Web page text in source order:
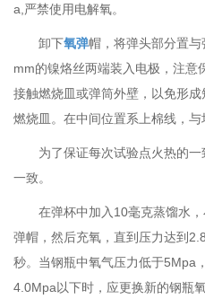
a,严禁使用电解氧。
卸下氧弹帽，将弹头部分置
mm的镍烙丝两端装入电极，注意
接触燃烧皿或弹筒外壁，以免形
燃烧皿。在中间位置系上棉线，与
为了保证每次试验点火热的
一致。
在弹杯中加入10毫克蒸馏水
弹帽，然后充氧，直到压力达到
秒。当钢瓶中氧气压力低于5Mpa
4.0Mpa以下时，应更换新的钢瓶氧